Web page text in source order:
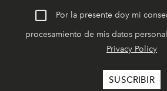
Por la presente doy mi
procesamiento de mis datos
Privacy Policy